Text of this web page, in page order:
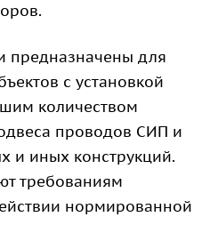
предназначены для
с установкой
количеством
проводов СИП и
и иных конструкций.
требованиям
нормированной